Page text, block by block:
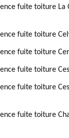
fuite toiture La
fuite toiture
fuite toiture
fuite toiture
fuite toiture
fuite toiture